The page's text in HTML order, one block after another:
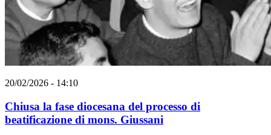
20/02/2026 - 14:10
Chiusa la fase diocesana del processo di
beatificazione di mons. Giussani